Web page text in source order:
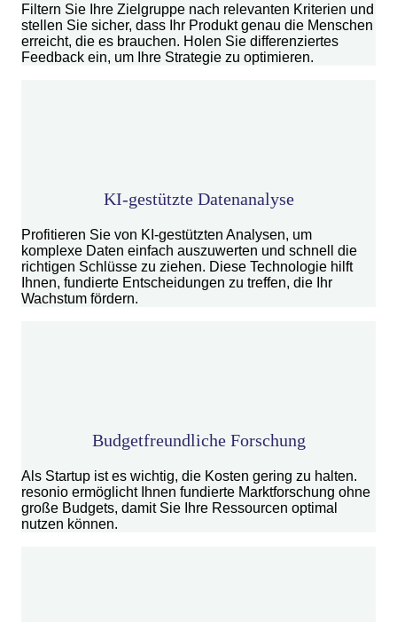
Filtern Sie Ihre Zielgruppe nach relevanten Kriterien und
stellen Sie sicher, dass Ihr Produkt genau die Menschen
erreicht, die es brauchen. Holen Sie differenziertes
Feedback ein, um Ihre Strategie zu optimieren.
KI-gestützte Datenanalyse
Profitieren Sie von KI-gestützten Analysen, um
komplexe Daten einfach auszuwerten und schnell die
richtigen Schlüsse zu ziehen. Diese Technologie hilft
Ihnen, fundierte Entscheidungen zu treffen, die Ihr
Wachstum fördern.
Budgetfreundliche Forschung
Als Startup ist es wichtig, die Kosten gering zu halten.
resonio ermöglicht Ihnen fundierte Marktforschung ohne
große Budgets, damit Sie Ihre Ressourcen optimal
nutzen können.